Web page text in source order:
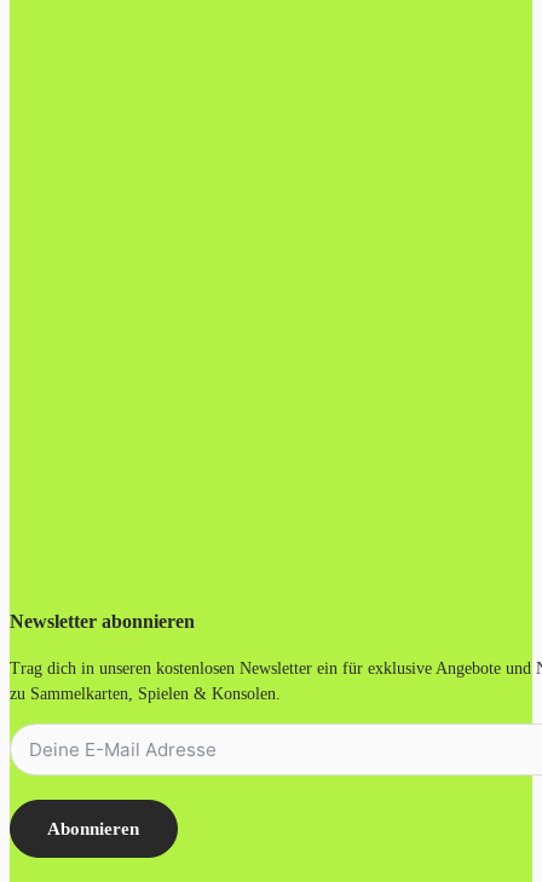
Newsletter abonnieren
Trag dich in unseren kostenlosen Newsletter ein für exklusive Angebote und
zu Sammelkarten, Spielen & Konsolen.
Abonnieren